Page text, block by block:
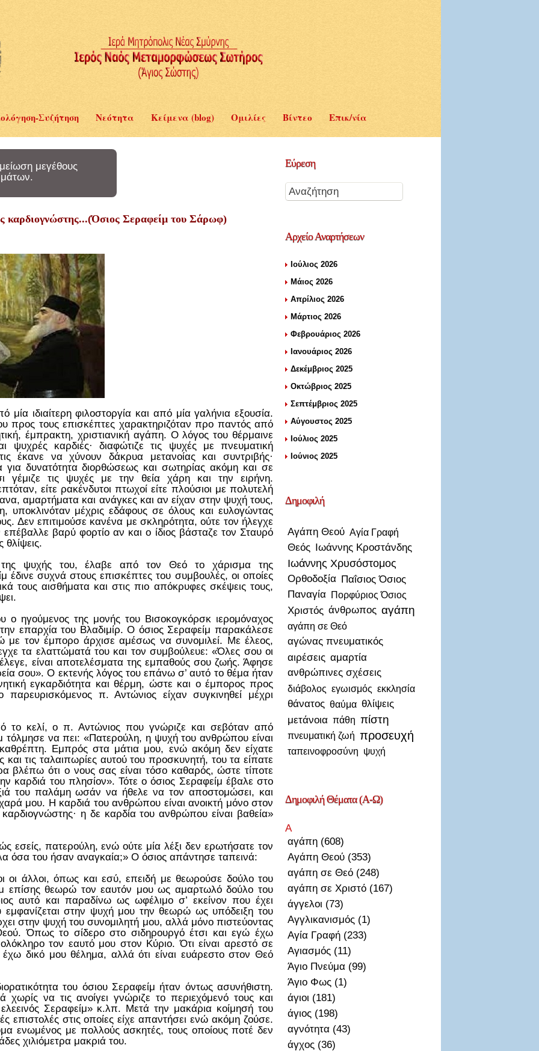
Συζήτηση Νεότητα Κείμενα (blog) Ομιλίες Βίντεο Επικ/νία
μεγέθους
καρδιογνώστης...(Όσιος Σεραφείμ του Σάρωφ)
μία ιδιαίτερη φιλοστοργία και από μία γαλήνια εξουσία.
προς τους επισκέπτες χαρακτηριζόταν προ παντός από
έμπρακτη, χριστιανική αγάπη. Ο λόγος του θέρμαινε
ψυχρές καρδιές· διαφώτιζε τις ψυχές με πνευματική
έκανε να χύνουν δάκρυα μετανοίας και συντριβής·
δυνατότητα διορθώσεως και σωτηρίας ακόμη και σε
γέμιζε τις ψυχές με την θεία χάρη και την ειρήνη.
είτε ρακένδυτοι πτωχοί είτε πλούσιοι με πολυτελή
αμαρτήματα και ανάγκες και αν είχαν στην ψυχή τους,
υποκλινόταν μέχρις εδάφους σε όλους και ευλογώντας
Δεν επιτιμούσε κανένα με σκληρότητα, ούτε τον ήλεγχε
βαρύ φορτίο αν και ο ίδιος βάσταζε τον Σταυρό
θλίψεις.
της ψυχής του, έλαβε από τον Θεό το χάρισμα της
έδινε συχνά στους επισκέπτες του συμβουλές, οι οποίες
τους αισθήματα και στις πιο απόκρυφες σκέψεις τους,
ο ηγούμενος της μονής του Βισοκογκόρσκ ιερομόναχος
επαρχία του Βλαδιμίρ. Ο όσιος Σεραφείμ παρακάλεσε
με τον έμπορο άρχισε αμέσως να συνομιλεί. Με έλεος,
τα ελαττώματά του και τον συμβούλευε: «Όλες σου οι
έλεγε, είναι αποτελέσματα της εμπαθούς σου ζωής. Άφησε
σου». Ο εκτενής λόγος του επάνω σ’ αυτό το θέμα ήταν
εγκαρδιότητα και θέρμη, ώστε και ο έμπορος προς
π. Αντώνιος είχαν συγκινηθεί μέχρι
το κελί, ο π. Αντώνιος που γνώριζε και σεβόταν από
να πει: «Πατερούλη, η ψυχή του ανθρώπου είναι
Εμπρός στα μάτια μου, ενώ ακόμη δεν είχατε
και τις ταλαιπωρίες αυτού του προσκυνητή, του τα είπατε
ότι ο νους σας είναι τόσο καθαρός, ώστε τίποτε
καρδιά του πλησίον». Τότε ο όσιος Σεραφείμ έβαλε στο
του παλάμη ωσάν να ήθελε να τον αποστομώσει, και
μου. Η καρδιά του ανθρώπου είναι ανοικτή μόνο στον
η δε καρδία του ανθρώπου είναι βαθεία»
πατερούλη, ενώ ούτε μία λέξι δεν ερωτήσατε τον
όσα του ήσαν αναγκαία;» Ο όσιος απάντησε ταπεινά:
οι άλλοι, όπως και εσύ, επειδή με θεωρούσε δούλο του
επίσης θεωρώ τον εαυτόν μου ως αμαρτωλό δούλο του
αυτό και παραδίνω ως ωφέλιμο σ’ εκείνον που έχει
στην ψυχή μου την θεωρώ ως υπόδειξη του
στην ψυχή του συνομιλητή μου, αλλά μόνο πιστεύοντας
Όπως το σίδερο στο σιδηρουργό έτσι και εγώ έχω
τον εαυτό μου στον Κύριο. Ότι είναι αρεστό σε
δικό μου θέλημα, αλλά ότι είναι ευάρεστο στον Θεό
του όσιου Σεραφείμ ήταν όντως ασυνήθιστη.
να τις ανοίγει γνώριζε το περιεχόμενό τους και
Σεραφείμ» κ.λπ. Μετά την μακάρια κοίμησή του
επιστολές στις οποίες είχε απαντήσει ενώ ακόμη ζούσε.
ενωμένος με πολλούς ασκητές, τους οποίους ποτέ δεν
χιλιόμετρα μακριά του.
Εύρεση
ΑρχείοΑναρτήσεων
Ιούλιος 2026
Μάιος 2026
Απρίλιος 2026
Μάρτιος 2026
Φεβρουάριος 2026
Ιανουάριος 2026
Δεκέμβριος 2025
Οκτώβριος 2025
Σεπτέμβριος 2025
Αύγουστος 2025
Ιούλιος 2025
Ιούνιος 2025
Δημοφιλή
Αγάπη Θεού Αγία Γραφή
Θεός Ιωάννης Κροστάνδης
Ιωάννης Χρυσόστομος
Ορθοδοξία Παΐσιος Όσιος
Παναγία Πορφύριος Όσιος
Χριστός άνθρωπος αγάπη
αγάπη σε Θεό
αγώνας πνευματικός
αιρέσεις αμαρτία
ανθρώπινες σχέσεις
διάβολος εγωισμός εκκλησία
θάνατος θαύμα θλίψεις
μετάνοια πάθη πίστη
πνευματική ζωή προσευχή
ταπεινοφροσύνη ψυχή
ΔημοφιλήΘέματα (Α-Ω)
Α
αγάπη (608)
Αγάπη Θεού (353)
αγάπη σε Θεό (248)
αγάπη σε Χριστό (167)
άγγελοι (73)
Αγγλικανισμός (1)
Αγία Γραφή (233)
Αγιασμός (11)
Άγιο Πνεύμα (99)
Άγιο Φως (1)
άγιοι (181)
άγιος (198)
αγνότητα (43)
άγχος (36)